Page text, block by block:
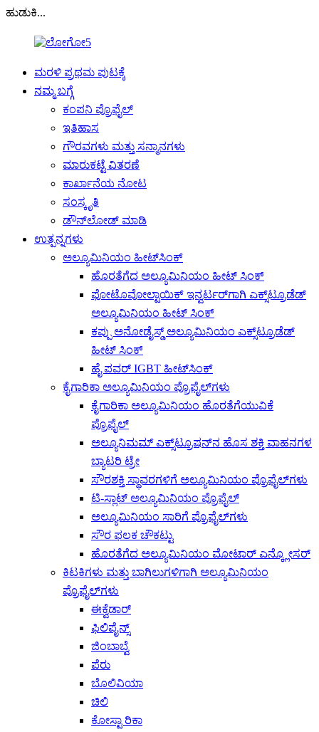
ಹುಡುಕಿ...
ಮರಳಿ ಪ್ರಥಮ ಪುಟಕ್ಕೆ
ನಮ್ಮ ಬಗ್ಗೆ
ಕಂಪನಿ ಪ್ರೊಫೈಲ್
ಇತಿಹಾಸ
ಗೌರವಗಳು ಮತ್ತು ಸನ್ಮಾನಗಳು
ಮಾರುಕಟ್ಟೆ ವಿತರಣೆ
ಕಾರ್ಖಾನೆಯ ನೋಟ
ಸಂಸ್ಕೃತಿ
ಡೌನ್‌ಲೋಡ್ ಮಾಡಿ
ಉತ್ಪನ್ನಗಳು
ಅಲ್ಯೂಮಿನಿಯಂ ಹೀಟ್‌ಸಿಂಕ್
ಹೊರತೆಗೆದ ಅಲ್ಯೂಮಿನಿಯಂ ಹೀಟ್ ಸಿಂಕ್
ಫೋಟೊವೋಲ್ಟಾಯಿಕ್ ಇನ್ವರ್ಟರ್‌ಗಾಗಿ ಎಕ್ಸ್‌ಟ್ರೂಡೆಡ್
ಅಲ್ಯೂಮಿನಿಯಂ ಹೀಟ್ ಸಿಂಕ್
ಕಪ್ಪು ಅನೋಡೈಸ್ಡ್ ಅಲ್ಯೂಮಿನಿಯಂ ಎಕ್ಸ್‌ಟ್ರೂಡೆಡ್
ಹೀಟ್ ಸಿಂಕ್
ಹೈ ಪವರ್ IGBT ಹೀಟ್‌ಸಿಂಕ್
ಕೈಗಾರಿಕಾ ಅಲ್ಯೂಮಿನಿಯಂ ಪ್ರೊಫೈಲ್‌ಗಳು
ಕೈಗಾರಿಕಾ ಅಲ್ಯೂಮಿನಿಯಂ ಹೊರತೆಗೆಯುವಿಕೆ
ಪ್ರೊಫೈಲ್
ಅಲ್ಯೂನಿಮಮ್ ಎಕ್ಸ್‌ಟ್ರೂಷನ್‌ನ ಹೊಸ ಶಕ್ತಿ ವಾಹನಗಳ
ಬ್ಯಾಟರಿ ಟ್ರೇ
ಸೌರಶಕ್ತಿ ಸ್ಥಾವರಗಳಿಗೆ ಅಲ್ಯೂಮಿನಿಯಂ ಪ್ರೊಫೈಲ್‌ಗಳು
ಟಿ-ಸ್ಲಾಟ್ ಅಲ್ಯೂಮಿನಿಯಂ ಪ್ರೊಫೈಲ್
ಅಲ್ಯೂಮಿನಿಯಂ ಸಾರಿಗೆ ಪ್ರೊಫೈಲ್‌ಗಳು
ಸೌರ ಫಲಕ ಚೌಕಟ್ಟು
ಹೊರತೆಗೆದ ಅಲ್ಯೂಮಿನಿಯಂ ಮೋಟಾರ್ ಎನ್ಕ್ಲೋಸರ್
ಕಿಟಕಿಗಳು ಮತ್ತು ಬಾಗಿಲುಗಳಿಗಾಗಿ ಅಲ್ಯೂಮಿನಿಯಂ
ಪ್ರೊಫೈಲ್‌ಗಳು
ಈಕ್ವೆಡಾರ್
ಫಿಲಿಪೈನ್ಸ್
ಜಿಂಬಾಬ್ವೆ
ಪೆರು
ಬೊಲಿವಿಯಾ
ಚಿಲಿ
ಕೋಸ್ಟಾ ರಿಕಾ